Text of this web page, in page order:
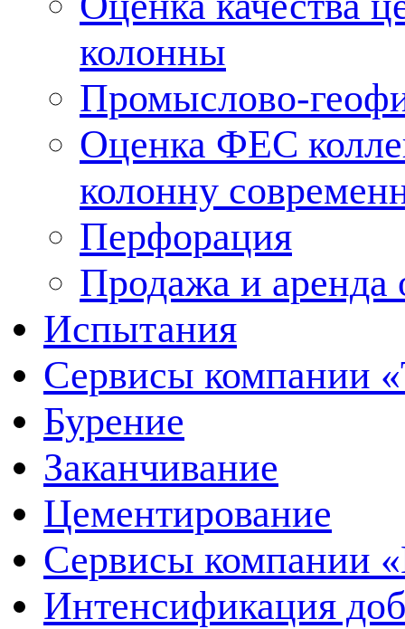
колонны
Промыслово-
Оценка ФЕС
колонну
Перфорация
Продажа и аренда
Испытания
Сервисы компании
Бурение
Заканчивание
Цементирование
Сервисы компании
Интенсификация